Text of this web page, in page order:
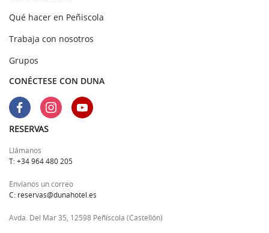
Qué hacer en Peñiscola
Trabaja con nosotros
Grupos
CONÉCTESE CON DUNA
RESERVAS
Llámanos
T: +34 964 480 205
Envíanos un correo
C: reservas@dunahotel.es
Avda. Del Mar 35, 12598 Peñíscola (Castellón)